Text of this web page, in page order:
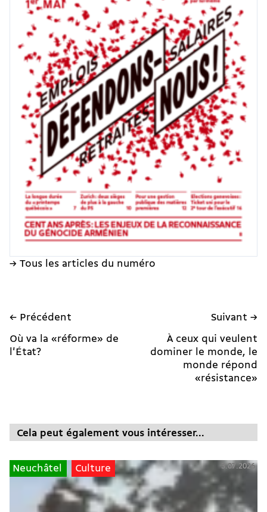
→ Tous les articles du numéro
← Précédent
Où va la «réforme» de
l'État?
Suivant →
À ceux qui veulent
dominer le monde, le
monde répond
«résistance»
Cela peut également vous intéresser...
Neuchâtel Culture 3.07.2026